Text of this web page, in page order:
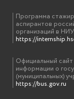
Программа
аспирантов
организаций в
https://
Официальный
информации о
(муниципальных)
https://bus.gov.ru